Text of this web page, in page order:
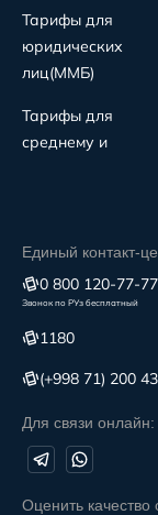
Тарифы для
юридических
лиц(MMБ)
Тарифы для
среднему и
Единый контакт-
0 800 120-77-77
Звонок по РУз бесплатный
1180
(+998 71) 200
Для связи онлайн:
Оценить качество